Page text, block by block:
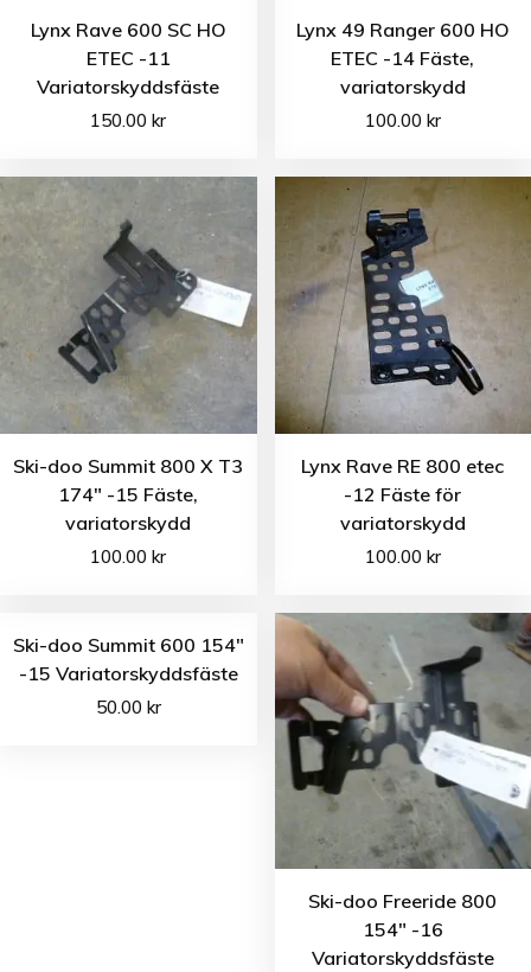
Lynx Rave 600 SC HO
ETEC -11
Variatorskyddsfäste
150.00kr
Lynx 49 Ranger 600 HO
ETEC -14 Fäste,
variatorskydd
100.00 kr
Ski-doo Summit 800 X T3
174″ -15 Fäste,
variatorskydd
100.00kr
Lynx Rave RE 800 etec
-12 Fäste för
variatorskydd
100.00 kr
Ski-doo Summit 600 154″
-15 Variatorskyddsfäste
50.00 kr
Ski-doo Freeride 800
154″ -16
Variatorskyddsfäste